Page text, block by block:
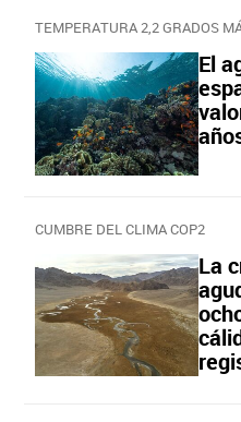
TEMPERATURA 2,2 GRADOS
El
CUMBRE DEL CLIMA COP2
La